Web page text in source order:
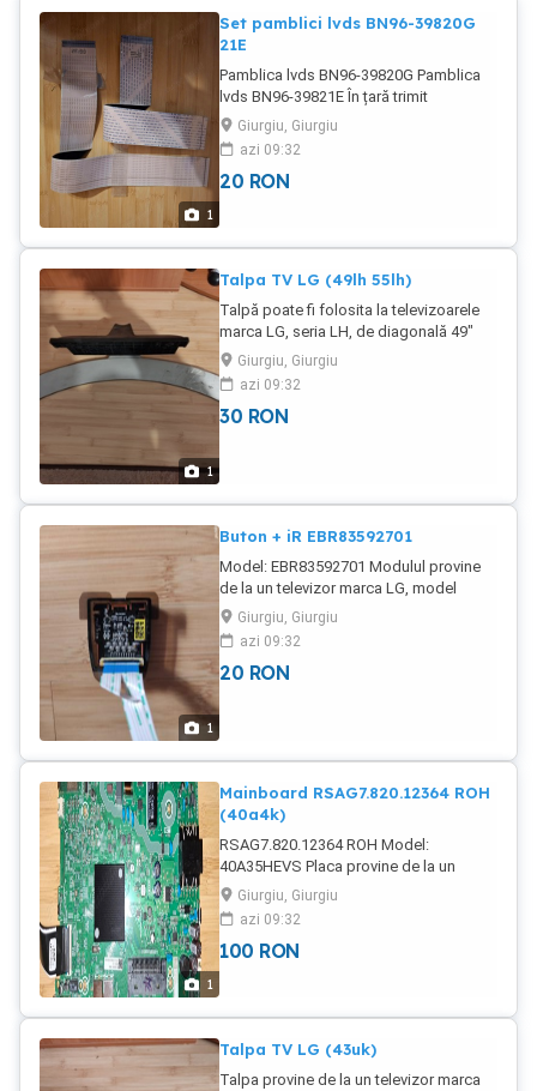
1
Set pamblici lvds BN96-39820G
21E
Pamblica lvds BN96-39820G Pamblica
lvds BN96-39821E În țară trimit
contracost prin curier pentru încă 20 lei
în plus.
Giurgiu, Giurgiu
azi 09:32
20 RON
1
Talpa TV LG (49lh 55lh)
Talpă poate fi folosita la televizoarele
marca LG, seria LH, de diagonală 49"
sau 55". În țară trimit contracost prin
curier pentru încă 20 lei în plus.
Giurgiu, Giurgiu
azi 09:32
30 RON
1
Buton + iR EBR83592701
Model: EBR83592701 Modulul provine
de la un televizor marca LG, model
43UK6400PLF, cu display-ul spart și este
funcțional. În țară trimit prin curier pentru
încă 20 lei în plus.
Giurgiu, Giurgiu
azi 09:32
20 RON
1
Mainboard RSAG7.820.12364 ROH
(40a4k)
RSAG7.820.12364 ROH Model:
40A35HEVS Placa provine de la un
televizor marca Hisense de 40", model
40A4K, cu display-ul spart și este
funcțională. În țară trimit contra cost prin
curier pentru încă 20 lei în plus.
Giurgiu, Giurgiu
azi 09:32
100 RON
Talpa TV LG (43uk)
Talpa provine de la un televizor marca